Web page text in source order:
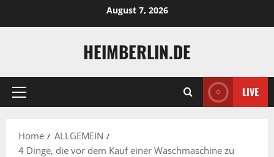
August 7, 2026
HEIMBERLIN.DE
Primary
LIVE
Home
ALLGEMEIN
4 Dinge, die vor dem Kauf einer Waschmaschine zu